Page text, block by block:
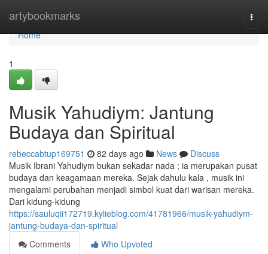
artybookmarks
Home
Home
1
Musik Yahudiym: Jantung
Budaya dan Spiritual
rebeccabtup169751 82 days ago News
Discuss
Musik Ibrani Yahudiym bukan sekadar nada ; ia merupakan pusat
budaya dan keagamaan mereka. Sejak dahulu kala , musik ini
mengalami perubahan menjadi simbol kuat dari warisan mereka.
Dari kidung-kidung
https://sauluqii172719.kylieblog.com/41781966/musik-yahudiym-
jantung-budaya-dan-spiritual
Comments
Who Upvoted